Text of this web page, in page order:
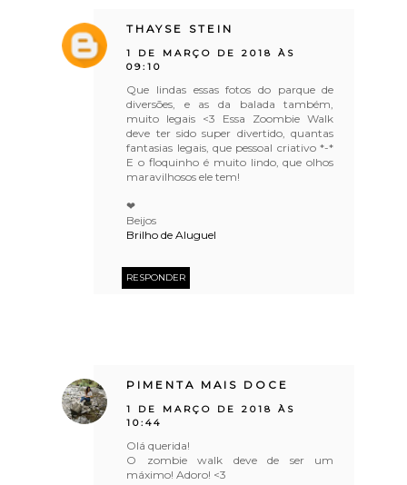
THAYSE STEIN
1 DE MARÇO DE 2018 ÀS
09:10
Que lindas essas fotos do parque de
diversões, e as da balada também,
muito legais <3 Essa Zoombie Walk
deve ter sido super divertido, quantas
fantasias legais, que pessoal criativo *-*
E o floquinho é muito lindo, que olhos
maravilhosos ele tem!
❤
Beijos
Brilho de Aluguel
RESPONDER
PIMENTA MAIS DOCE
1 DE MARÇO DE 2018 ÀS
10:44
Olá querida!
O zombie walk deve de ser um
máximo! Adoro! <3